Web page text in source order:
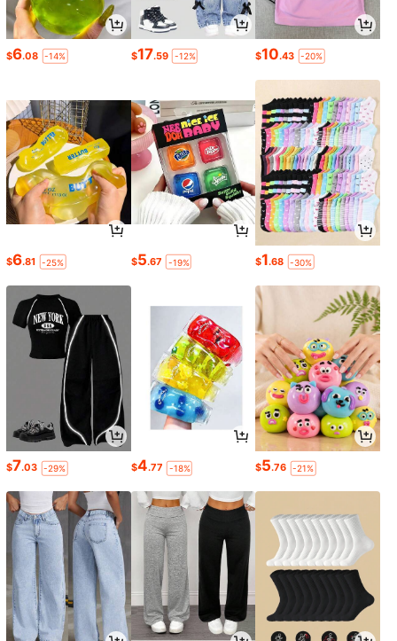
$6.08 -14% $17.59 -12% $10.43 -20%
$6.81 -25% $5.67 -19% $1.68 -30%
$7.03 -29% $4.77 -18% $5.76 -21%